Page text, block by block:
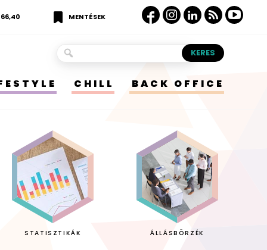
MENTÉSEK
CHILL BACK OFFICE
STATISZTIKÁK ÁLLÁSBÖRZÉK